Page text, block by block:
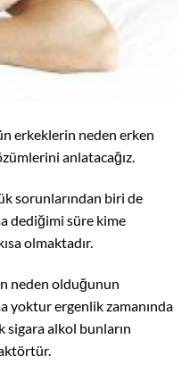
erkeklerin neden erken
anlatacağız.
sorunlarından biri de
dediğimi süre kime
olmaktadır.
neden olduğunun
yoktur ergenlik zamanında
sigara alkol bunların